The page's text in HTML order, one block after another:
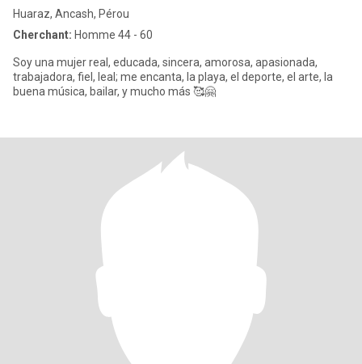
Huaraz, Ancash, Pérou
Cherchant: Homme 44 - 60
Soy una mujer real, educada, sincera, amorosa, apasionada,
trabajadora, fiel, leal; me encanta, la playa, el deporte, el arte, la
buena música, bailar, y mucho más 🥰🤗